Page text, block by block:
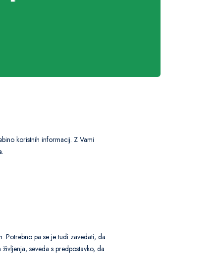
koristnih informacij. Z Vami
.
Potrebno pa se je tudi zavedati, da
seveda s predpostavko, da